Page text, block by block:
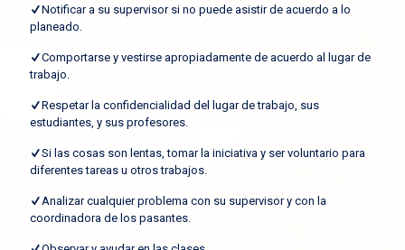
Notificar a su supervisor si no puede asistir de acuerdo a lo
planeado.
Comportarse y vestirse apropiadamente de acuerdo al lugar de
trabajo.
Respetar la confidencialidad del lugar de trabajo, sus
estudiantes, y sus profesores.
Si las cosas son lentas, tomar la iniciativa y ser voluntario para
diferentes tareas u otros trabajos.
Analizar cualquier problema con su supervisor y con la
coordinadora de los pasantes.